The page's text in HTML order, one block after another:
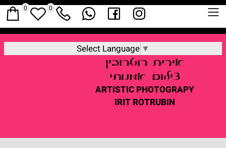
Select Language ▼
אירית רוטרובין
צילום אמנותי
ARTISTIC PHOTOGRAPY
IRIT ROTRUBIN
0 0